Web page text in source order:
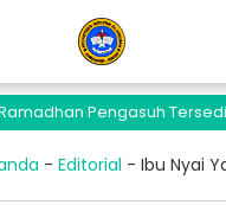
Pengasuh
- Editorial - Ibu Nyai